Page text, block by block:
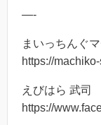
—-
まいっちんぐ
https://
えびはら 武司
https://